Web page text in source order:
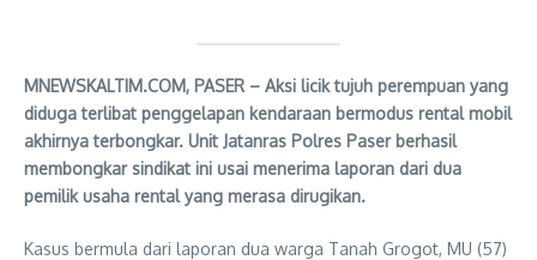
MNEWSKALTIM.COM, PASER – Aksi licik tujuh perempuan yang
diduga terlibat penggelapan kendaraan bermodus rental mobil
akhirnya terbongkar. Unit Jatanras Polres Paser berhasil
membongkar sindikat ini usai menerima laporan dari dua
pemilik usaha rental yang merasa dirugikan.
Kasus bermula dari laporan dua warga Tanah Grogot, MU (57)